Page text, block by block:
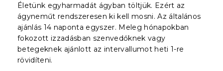
Életünk egyharmadát ágyban töltjük. Ezért az
ágyneműt rendszeresen ki kell mosni. Az általános
ajánlás 14 naponta egyszer. Meleg hónapokban
fokozott izzadásban szenvedőknek vagy
betegeknek ajánlott az intervallumot heti 1-re
rövidíteni.